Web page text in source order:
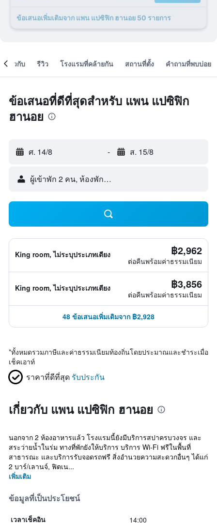
ข้อเสนอเพิ่มเติมจาก แพน แปซิฟิก ฮานอย 50 รายการ
เกี่ยวกับ รีวิว โรงแรมที่คล้ายกัน สถานที่ตั้ง คำถามที่พบบ่อย
ข้อเสนอที่ดีที่สุดสำหรับ แพน แปซิฟิก
ฮานอย
ศ. 14/8 - ส. 15/8
ผู้เข้าพัก 2 คน, ห้องพัก 1 ห้อง
King room, ไม่ระบุประเภทเตียง ฿2,962
ต่อคืนพร้อมค่าธรรมเนียม
King room, ไม่ระบุประเภทเตียง ฿3,856
ต่อคืนพร้อมค่าธรรมเนียม
48 ข้อเสนอเพิ่มเติมจาก ฿2,928
*ทั้งหมดรวมภาษีและค่าธรรมเนียมท้องถิ่นโดยประมาณและชำระเมื่อ
เช็คเอาท์
ราคาที่ดีที่สุด รับประกัน
เกี่ยวกับ แพน แปซิฟิก ฮานอย
นอกจาก 2 ห้องอาหารแล้ว โรงแรมนี้ยังมีบริการสปาครบวงจร และ
สระว่ายน้ำในร่ม ทางที่พักยังให้บริการ บริการ Wi-Fi ฟรีในพื้นที่
สาธารณะ และบริการรับจอดรถฟรี สิ่งอำนวยความสะดวกอื่นๆ ได้แก่
2 บาร์/เลานจ์, ฟิตเน...
เพิ่มเติม
ข้อมูลที่เป็นประโยชน์
เวลาเช็คอิน 14:00